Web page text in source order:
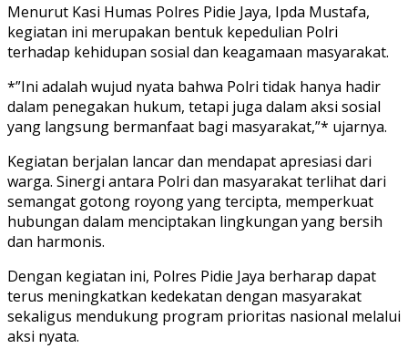
Menurut Kasi Humas Polres Pidie Jaya, Ipda Mustafa,
kegiatan ini merupakan bentuk kepedulian Polri
terhadap kehidupan sosial dan keagamaan masyarakat.
*”Ini adalah wujud nyata bahwa Polri tidak hanya hadir
dalam penegakan hukum, tetapi juga dalam aksi sosial
yang langsung bermanfaat bagi masyarakat,”* ujarnya.
Kegiatan berjalan lancar dan mendapat apresiasi dari
warga. Sinergi antara Polri dan masyarakat terlihat dari
semangat gotong royong yang tercipta, memperkuat
hubungan dalam menciptakan lingkungan yang bersih
dan harmonis.
Dengan kegiatan ini, Polres Pidie Jaya berharap dapat
terus meningkatkan kedekatan dengan masyarakat
sekaligus mendukung program prioritas nasional melalui
aksi nyata.